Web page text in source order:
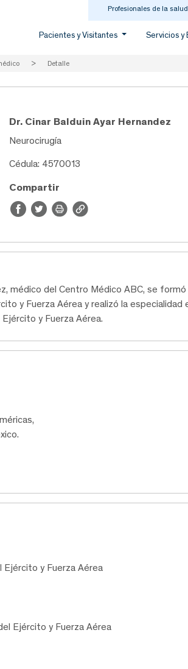
Profesionales de la salud
Pacientes y Visitantes Servicios y
> Detalle
Dr. Cinar Balduin Ayar Hernandez
Neurocirugía
Cédula: 4570013
Compartir
médico del Centro Médico ABC, se
y Fuerza Aérea y realizó la especialidad
y Fuerza Aérea.
Ejército y Fuerza Aérea
Ejército y Fuerza Aérea